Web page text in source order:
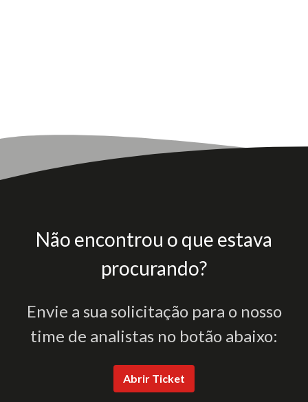
Não encontrou o que estava
procurando?
Envie a sua solicitação para o nosso
time de analistas no botão abaixo:
Abrir Ticket